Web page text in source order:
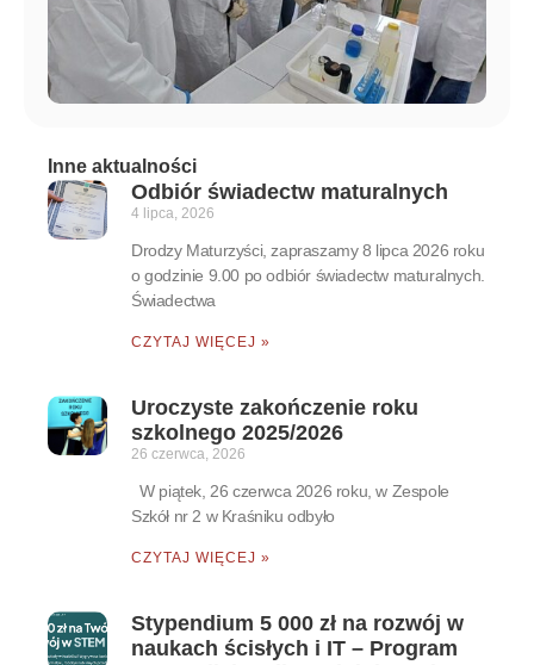
Inne aktualności
Odbiór świadectw maturalnych
4 lipca, 2026
Drodzy Maturzyści, zapraszamy 8 lipca 2026 roku
o godzinie 9.00 po odbiór świadectw maturalnych.
Świadectwa
CZYTAJ WIĘCEJ »
Uroczyste zakończenie roku
szkolnego 2025/2026
26 czerwca, 2026
W piątek, 26 czerwca 2026 roku, w Zespole
Szkół nr 2 w Kraśniku odbyło
CZYTAJ WIĘCEJ »
Stypendium 5 000 zł na rozwój w
naukach ścisłych i IT – Program